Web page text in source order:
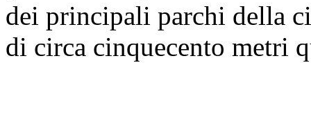
dei principali parchi della
di circa cinquecento metri